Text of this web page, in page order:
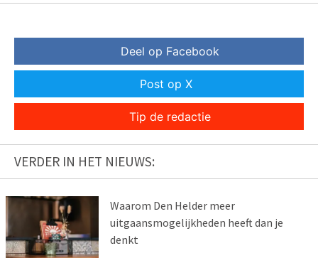
Deel op Facebook
Post op X
Tip de redactie
VERDER IN HET NIEUWS:
Waarom Den Helder meer
uitgaansmogelijkheden heeft dan je
denkt